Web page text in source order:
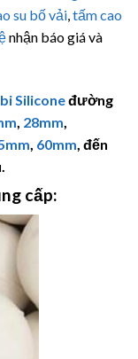
su bố vải,tấm cao
nhận báo giá và
bi Siliconeđường
, 28mm,
, 60mm, đến
cấp: